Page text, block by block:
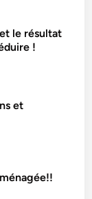
le résultat
!
et